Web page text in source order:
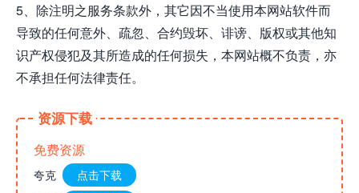
5、除注明之服务条款外，其它因不当使用本网站软件而
导致的任何意外、疏忽、合约毁坏、诽谤、版权或其他知
识产权侵犯及其所造成的任何损失，本网站概不负责，亦
不承担任何法律责任。
资源下载
免费资源
夸克
点击下载